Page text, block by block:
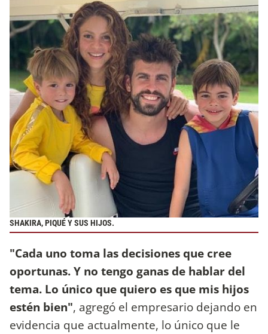
SHAKIRA, PIQUÉ Y SUS HIJOS.
"Cada uno toma las decisiones que cree
oportunas. Y no tengo ganas de hablar del
tema. Lo único que quiero es que mis hijos
estén bien", agregó el empresario dejando en
evidencia que actualmente, lo único que le